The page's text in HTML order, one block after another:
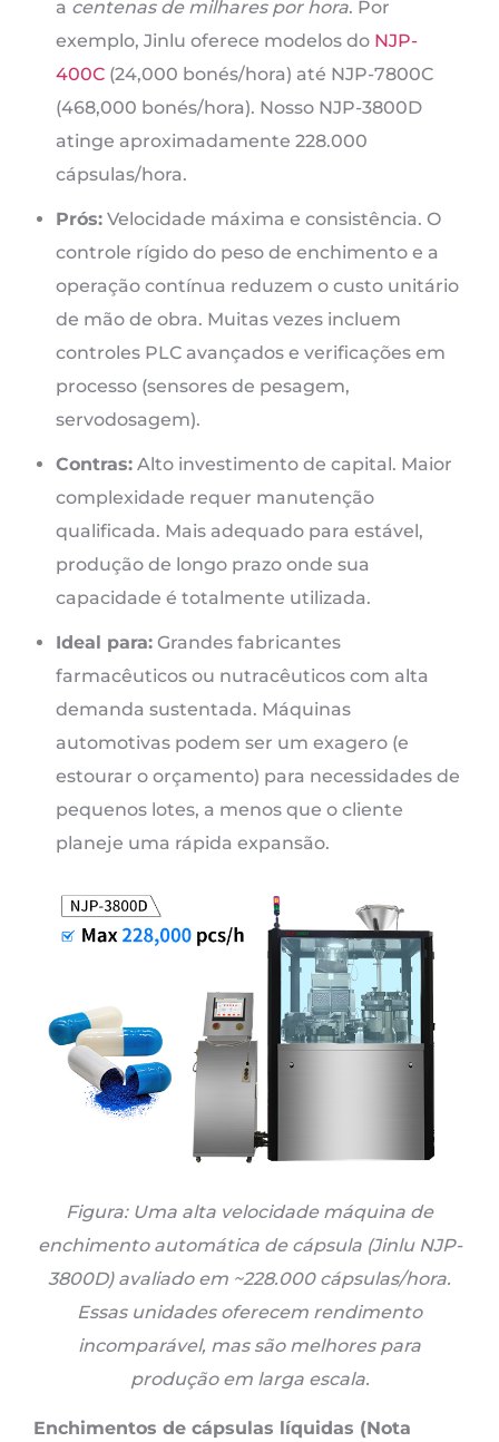
a centenas de milhares por hora. Por
exemplo, Jinlu oferece modelos do NJP-
400C (24,000 bonés/hora) até NJP-7800C
(468,000 bonés/hora). Nosso NJP-3800D
atinge aproximadamente 228.000
cápsulas/hora.
Prós: Velocidade máxima e consistência. O
controle rígido do peso de enchimento e a
operação contínua reduzem o custo unitário
de mão de obra. Muitas vezes incluem
controles PLC avançados e verificações em
processo (sensores de pesagem,
servodosagem).
Contras: Alto investimento de capital. Maior
complexidade requer manutenção
qualificada. Mais adequado para estável,
produção de longo prazo onde sua
capacidade é totalmente utilizada.
Ideal para: Grandes fabricantes
farmacêuticos ou nutracêuticos com alta
demanda sustentada. Máquinas
automotivas podem ser um exagero (e
estourar o orçamento) para necessidades de
pequenos lotes, a menos que o cliente
planeje uma rápida expansão.
Figura: Uma alta velocidade máquina de
enchimento automática de cápsula (Jinlu NJP-
3800D) avaliado em ~228.000 cápsulas/hora.
Essas unidades oferecem rendimento
incomparável, mas são melhores para
produção em larga escala.
Enchimentos de cápsulas líquidas (Nota